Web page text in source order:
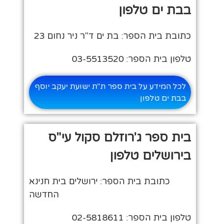
בבת ים טלפון
כתובת בית הספר: בת ים ד"ר ניר נחום 23
טלפון בית הספר: 03-5513520
לכל המידע על בית ספר ת"ת ישועת יעקב יוסף
בבת ים טלפון
בית ספר ג'רוזלם סקול עי"ס
בירושלים טלפון
כתובת בית הספר: ירושלים בית חנינא
החדשה
טלפון בית הספר: 02-5818611